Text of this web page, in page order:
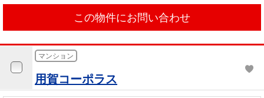
この物件にお問い合わせ
マンション
用賀コーポラス